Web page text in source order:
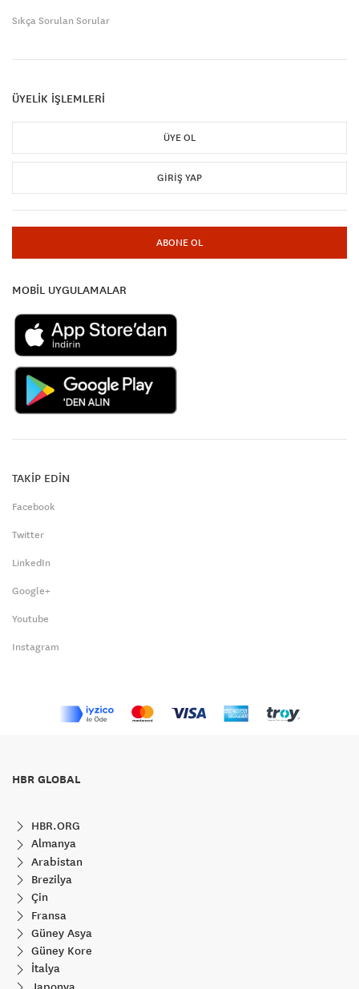
Sıkça Sorulan Sorular
ÜYELİK İŞLEMLERİ
ÜYE OL
GIRIŞ YAP
ABONE OL
MOBİL UYGULAMALAR
TAKİP EDİN
Facebook
Twitter
LinkedIn
Google+
Youtube
Instagram
HBR GLOBAL
HBR.ORG
Almanya
Arabistan
Brezilya
Çin
Fransa
Güney Asya
Güney Kore
İtalya